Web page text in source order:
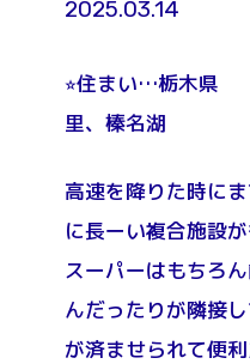
2025.03.14
⭐︎住まい…栃木県
里、榛名湖
高速を降りた時に
に長ーい複合施設
スーパーはもちろ
んだったりが隣接
が済ませられて便